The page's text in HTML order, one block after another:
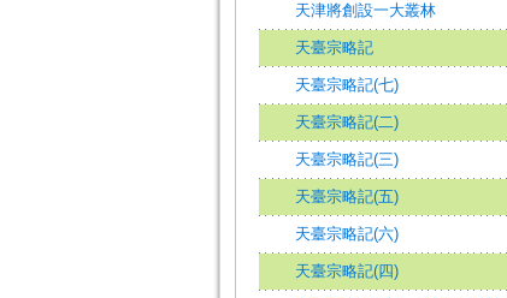
天津將創設一大叢林
天臺宗略記
天臺宗略記(七)
天臺宗略記(二)
天臺宗略記(三)
天臺宗略記(五)
天臺宗略記(六)
天臺宗略記(四)